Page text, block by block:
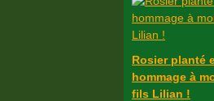
Rosier planté
hommage à
fils Lilian !